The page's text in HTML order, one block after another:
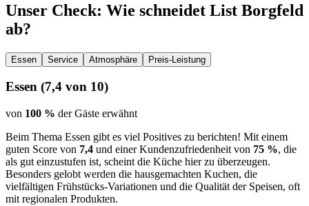
Unser Check: Wie schneidet List Borgfeld
ab?
Essen Service Atmosphäre Preis-Leistung
Essen (7,4 von 10)
von 100 % der Gäste erwähnt
Beim Thema Essen gibt es viel Positives zu berichten! Mit einem
guten Score von 7,4 und einer Kundenzufriedenheit von 75 %, die
als gut einzustufen ist, scheint die Küche hier zu überzeugen.
Besonders gelobt werden die hausgemachten Kuchen, die
vielfältigen Frühstücks-Variationen und die Qualität der Speisen, oft
mit regionalen Produkten.